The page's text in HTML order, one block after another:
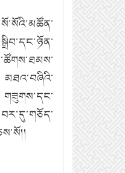
མཐའ་བཞིའི་
གཟུགས་དང་